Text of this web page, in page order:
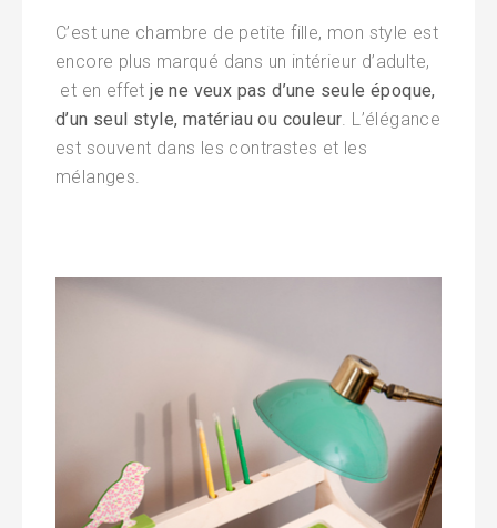
C’est une chambre de petite fille, mon style est
encore plus marqué dans un intérieur d’adulte,
et en effet je ne veux pas d’une seule époque,
d’un seul style, matériau ou couleur. L’élégance
est souvent dans les contrastes et les
mélanges.